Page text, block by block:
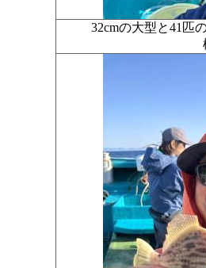
32cmの大型と41匹